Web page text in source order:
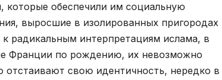
которые обеспечили им социальную
выросшие в изолированных пригородах
радикальным интерпретациям ислама, в
Франции по рождению, их невозможно
отстаивают свою идентичность, нередко в